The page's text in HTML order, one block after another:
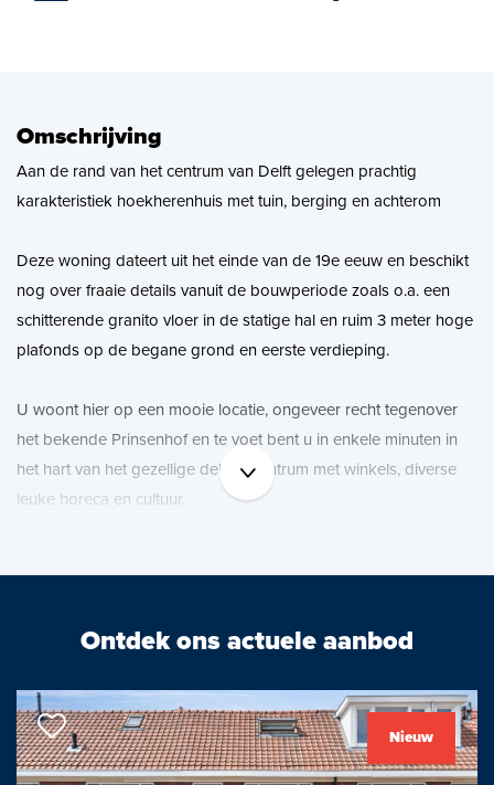
Nieuws
Contact
Omschrijving
Aan de rand van het centrum van Delft gelegen prachtig
karakteristiek hoekherenhuis met tuin, berging en achterom
Deze woning dateert uit het einde van de 19e eeuw en beschikt
nog over fraaie details vanuit de bouwperiode zoals o.a. een
schitterende granito vloer in de statige hal en ruim 3 meter hoge
plafonds op de begane grond en eerste verdieping.
U woont hier op een mooie locatie, ongeveer recht tegenover
het bekende Prinsenhof en te voet bent u in enkele minuten in
het hart van het gezellige delftse centrum met winkels, diverse
leuke horeca en cultuur.
Begane grond:
Entree, hal met een bijzonder mooie granito vloer. Fraaie
Ontdek ons actuele aanbod
Nieuw